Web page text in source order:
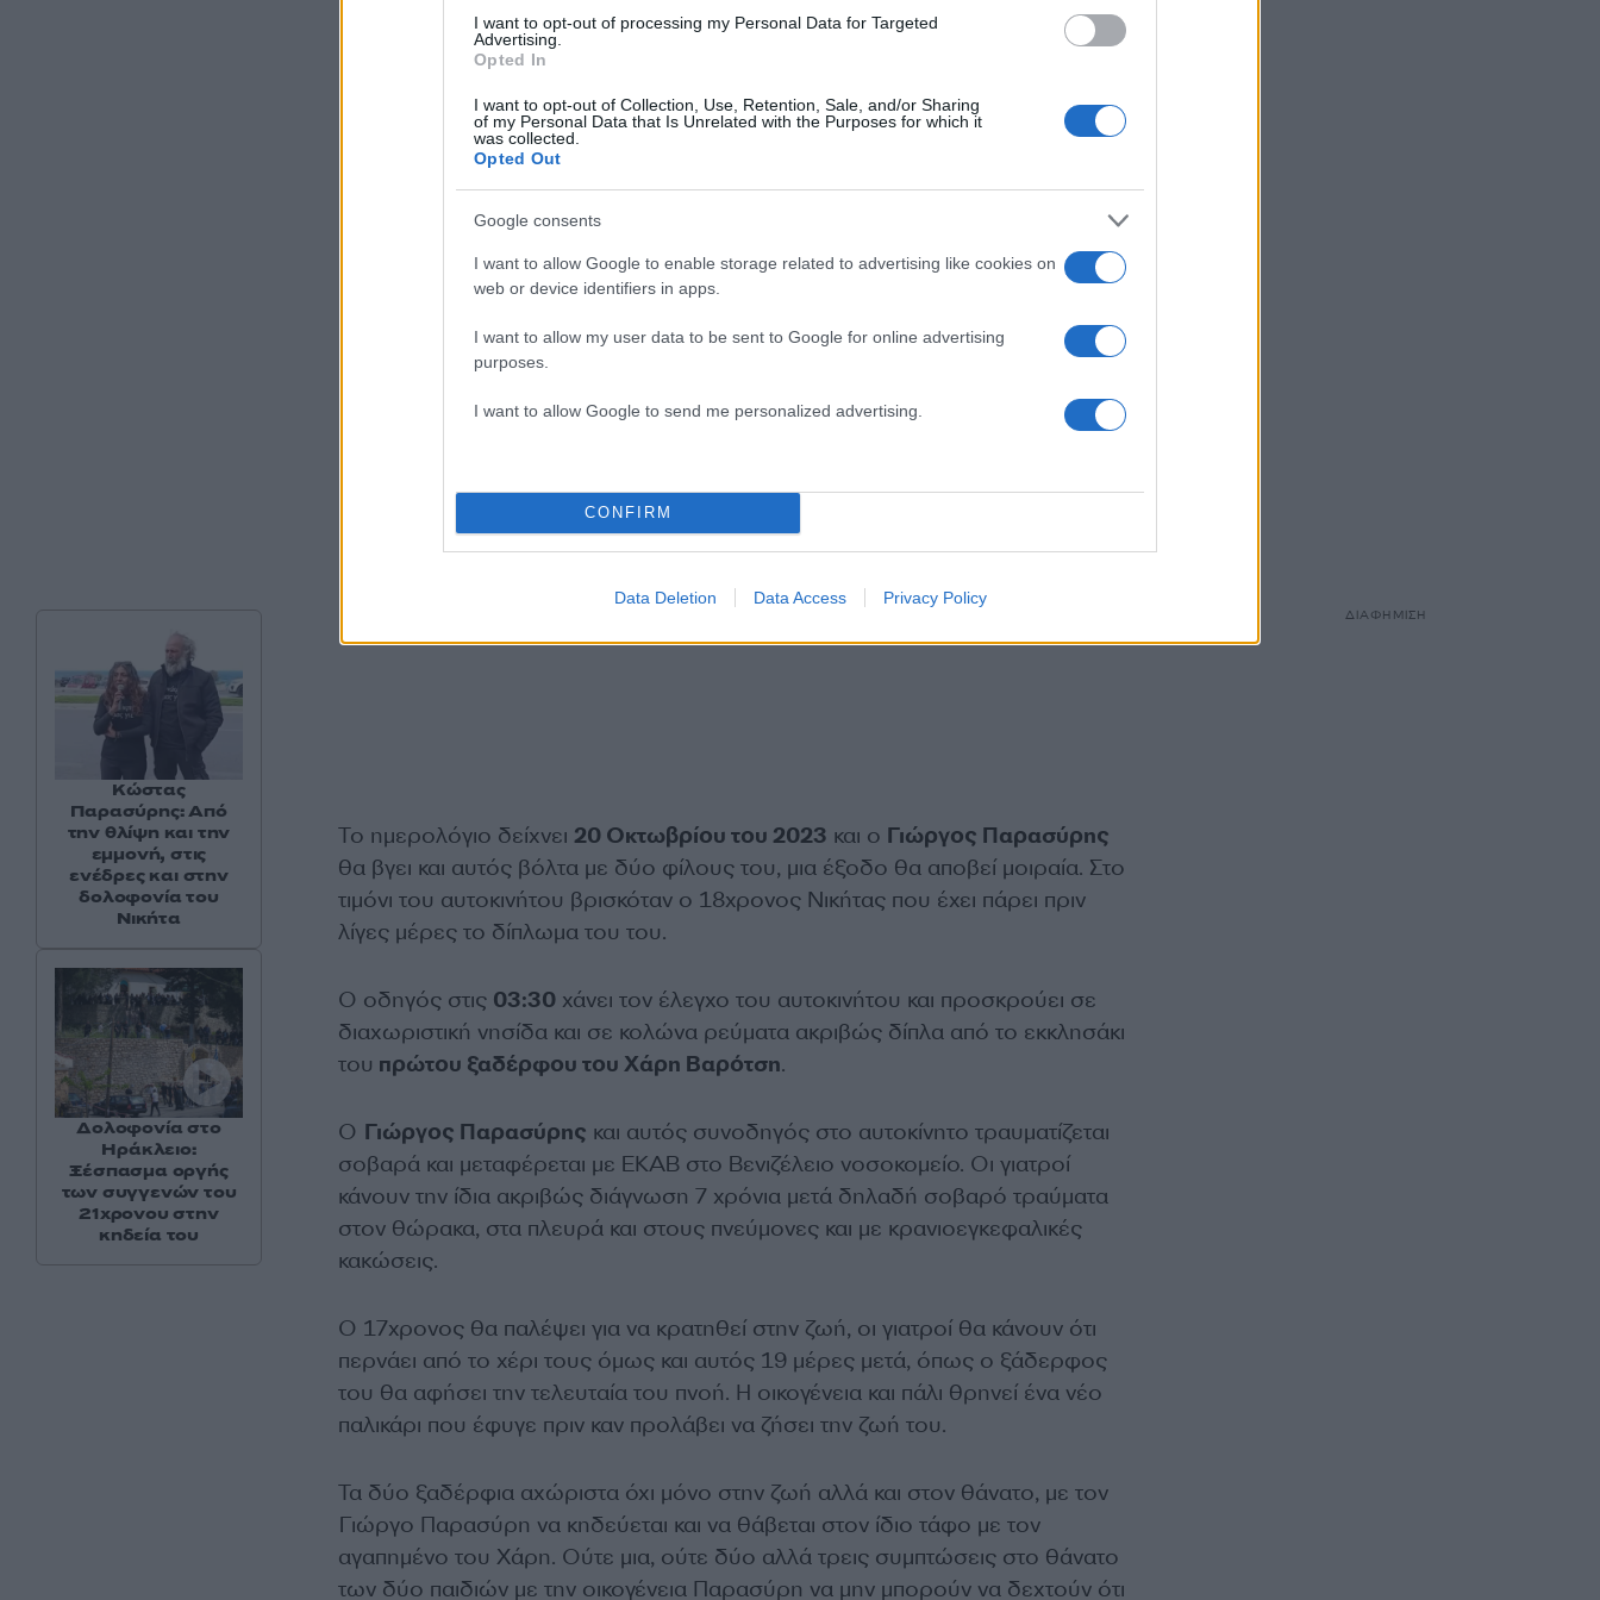
I want to opt-out of processing my Personal Data for Targeted
Advertising.
Opted In
I want to opt-out of Collection, Use, Retention, Sale, and/or Sharing
of my Personal Data that Is Unrelated with the Purposes for which it
was collected.
Opted Out
Google consents
I want to allow Google to enable storage related to advertising like cookies on
web or device identifiers in apps.
I want to allow my user data to be sent to Google for online advertising
purposes.
I want to allow Google to send me personalized advertising.
CONFIRM
Data Deletion Data Access Privacy Policy
Το ημερολόγιο δείχνει 20 Οκτωβρίου του 2023 και ο Γιώργος Παρασύρης
θα βγει και αυτός βόλτα με δύο φίλους του, μια έξοδο θα αποβεί μοιραία. Στο
τιμόνι του αυτοκινήτου βρισκόταν ο 18χρονος Νικήτας που έχει πάρει πριν
λίγες μέρες το δίπλωμα του του.
Ο οδηγός στις 03:30χάνει τον έλεγχο του αυτοκινήτου και προσκρούει σε
διαχωριστική νησίδα και σε κολώνα ρεύματα ακριβώς δίπλα από το εκκλησάκι
του πρώτου ξαδέρφου του Χάρη Βαρότση.
Ο Γιώργος Παρασύρης και αυτός συνοδηγός στο αυτοκίνητο τραυματίζεται
σοβαρά και μεταφέρεται με ΕΚΑΒ στο Βενιζέλειο νοσοκομείο. Οι γιατροί
κάνουν την ίδια ακριβώς διάγνωση 7 χρόνια μετά δηλαδή σοβαρό τραύματα
στον θώρακα, στα πλευρά και στους πνεύμονες και με κρανιοεγκεφαλικές
κακώσεις.
Ο 17χρονος θα παλέψει για να κρατηθεί στην ζωή, οι γιατροί θα κάνουν ότι
περνάει από το χέρι τους όμως και αυτός 19 μέρες μετά, όπως ο ξάδερφος
του θα αφήσει την τελευταία του πνοή. Η οικογένεια και πάλι θρηνεί ένα νέο
παλικάρι που έφυγε πριν καν προλάβει να ζήσει την ζωή του.
Τα δύο ξαδέρφια αχώριστα όχι μόνo στην ζωή αλλά και στον θάνατο, με τον
Γιώργο Παρασύρη να κηδεύεται και να θάβεται στον ίδιο τάφο με τον
αγαπημένο του Χάρη. Ούτε μια, ούτε δύο αλλά τρεις συμπτώσεις στο θάνατο
των δύο παιδιών με την οικογένεια Παρασύρη να μην μπορούν να δεχτούν ότι
Κώστας
Παρασύρης: Από
την θλίψη και την
εμμονή, στις
ενέδρες και στην
δολοφονία του
Νικήτα
Δολοφονία στο
Ηράκλειο:
Ξέσπασμα οργής
των συγγενών του
21χρονου στην
κηδεία του
ΔΙΑΦΗΜΙΣΗ